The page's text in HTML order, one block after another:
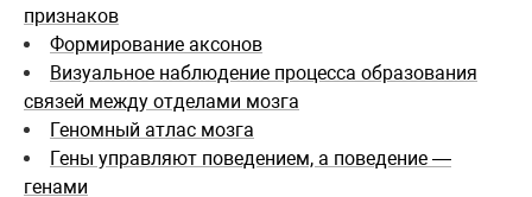
признаков
Формирование аксонов
Визуальное наблюдение процесса образования
связей между отделами мозга
Геномный атлас мозга
Гены управляют поведением, а поведение —
генами